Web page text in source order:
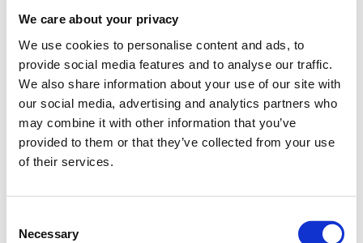
We care about your privacy
We use cookies to personalise content and ads, to
provide social media features and to analyse our traffic.
We also share information about your use of our site with
our social media, advertising and analytics partners who
may combine it with other information that you’ve
provided to them or that they’ve collected from your use
of their services.
Selection
Necessary
Β/θμιας Εκπαίδευσης (Δημόσιας και Ιδιωτικής), οι οποίοι
επιθυμούν να μάθουν πως μπορούν να δημιουργήσουν
κουίζ και ερωτηματολογία για εκπαιδευτικούς σκοπούς.
Κατα την διάρκεια του σεμιναρίου οι συμμετέχοντες θα
γνωρίσουν το Office Forms και τα βασικά χαρακτηριστικά
του, ενώ θα φτιάξουν ερωτηματολόγιο και κουίζ και στη
συνέχεια θα συλλέξουν δεδομένα και απαντήσεις
αντίστοιχα.
Προδιαγραφές:Οι εκπαιδευόμενοι θα πρέπει να
πριν την διεξαγωγή του σεμιναρίου, αν δεν έχουν, να